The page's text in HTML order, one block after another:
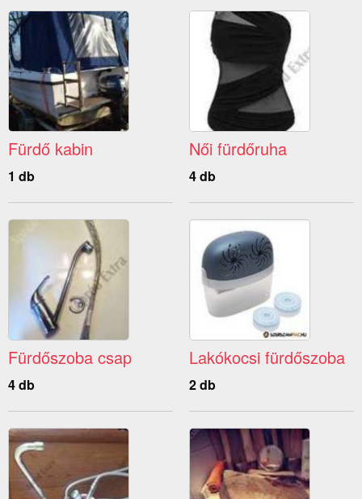
Fürdő kabin
1 db
Női fürdőruha
4 db
Fürdőszoba csap
4 db
Lakókocsi fürdőszoba
2 db